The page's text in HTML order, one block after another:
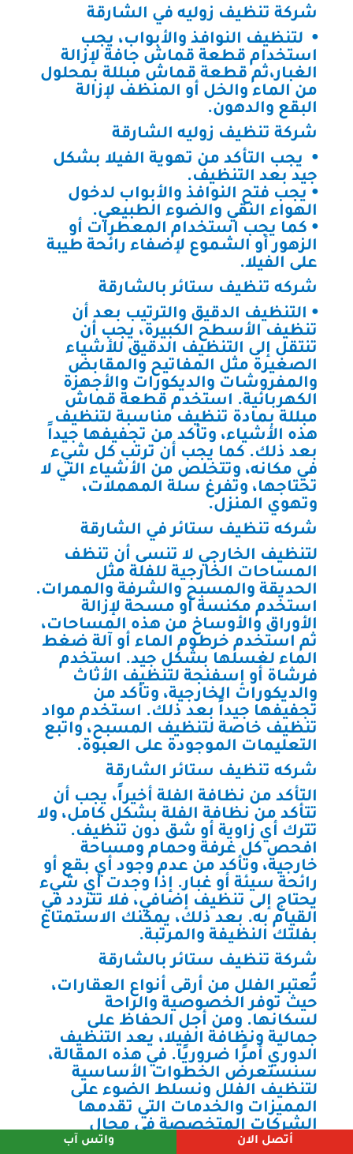
شركة تنظيف زوليه في الشارقة
⦁ لتنظيف النوافذ والأبواب، يجب
استخدام قطعة قماش جافة لإزالة
الغبار،ثم قطعة قماش مبللة بمحلول
من الماء والخل أو المنظف لإزالة
البقع والدهون.
شركة تنظيف زوليه الشارقة
⦁ يجب التأكد من تهوية الفيلا بشكل
جيد بعد التنظيف.
⦁ يجب فتح النوافذ والأبواب لدخول
الهواء النقي والضوء الطبيعي.
⦁ كما يجب استخدام المعطرات أو
الزهور أو الشموع لإضفاء رائحة طيبة
على الفيلا.
شركه تنظيف ستائر بالشارقة
⦁ التنظيف الدقيق والترتيب بعد أن
تنظيف الأسطح الكبيرة، يجب أن
تنتقل إلى التنظيف الدقيق للأشياء
الصغيرة مثل المفاتيح والمقابض
والمفروشات والديكورات والأجهزة
الكهربائية. استخدم قطعة قماش
مبللة بمادة تنظيف مناسبة لتنظيف
هذه الأشياء، وتأكد من تجفيفها جيداً
بعد ذلك. كما يجب أن ترتب كل شيء
في مكانه، وتتخلص من الأشياء التي لا
تحتاجها، وتفرغ سلة المهملات،
وتهوي المنزل.
شركه تنظيف ستائر في الشارقة
لتنظيف الخارجي لا تنسى أن تنظف
المساحات الخارجية للفلة مثل
الحديقة والمسبح والشرفة والممرات.
استخدم مكنسة أو مسحة لإزالة
الأوراق والأوساخ من هذه المساحات،
ثم استخدم خرطوم الماء أو آلة ضغط
الماء لغسلها بشكل جيد. استخدم
فرشاة أو إسفنجة لتنظيف الأثاث
والديكورات الخارجية، وتأكد من
تجفيفها جيداً بعد ذلك. استخدم مواد
تنظيف خاصة لتنظيف المسبح، واتبع
التعليمات الموجودة على العبوة.
شركه تنظيف ستائر الشارقة
التأكد من نظافة الفلة أخيراً، يجب أن
تتأكد من نظافة الفلة بشكل كامل، ولا
تترك أي زاوية أو شق دون تنظيف.
افحص كل غرفة وحمام ومساحة
خارجية، وتأكد من عدم وجود أي بقع أو
رائحة سيئة أو غبار. إذا وجدت أي شيء
يحتاج إلى تنظيف إضافي، فلا تتردد في
القيام به. بعد ذلك، يمكنك الاستمتاع
بفلتك النظيفة والمرتبة.
شركة تنظيف ستائر بالشارقة
تُعتبر الفلل من أرقى أنواع العقارات،
حيث توفر الخصوصية والراحة
لسكانها. ومن أجل الحفاظ على
جمالية ونظافة الفيلا، يعد التنظيف
الدوري أمرًا ضروريًا. في هذه المقالة،
سنستعرض الخطوات الأساسية
لتنظيف الفلل ونسلط الضوء على
المميزات والخدمات التي تقدمها
الشركات المتخصصة في مجال
تنظيف الفلل.
أتصل الان واتس آب